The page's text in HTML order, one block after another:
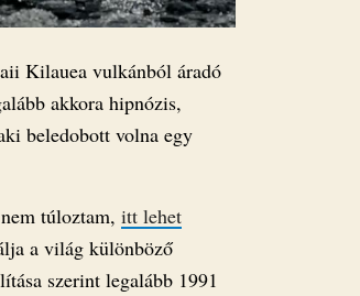
Kilauea vulkánból áradó
akkora hipnózis,
beledobott volna egy
túloztam, itt lehet
a világ különböző
szerint legalább 1991